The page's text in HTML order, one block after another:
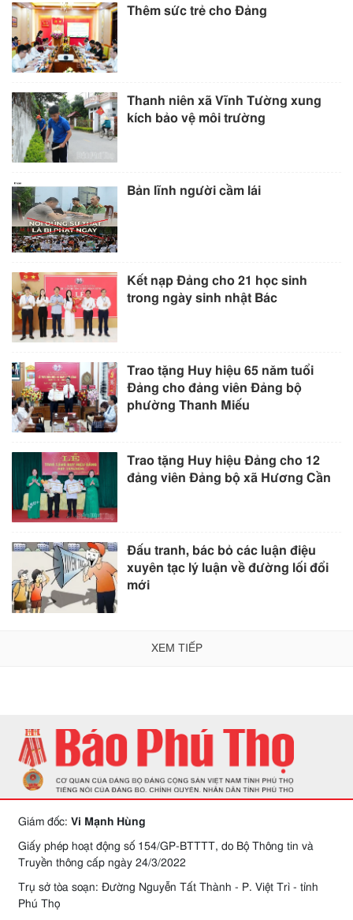
Thêm sức trẻ cho Đảng
Thanh niên xã Vĩnh Tường xung
kích bảo vệ môi trường
Bản lĩnh người cầm lái
Kết nạp Đảng cho 21 học sinh
trong ngày sinh nhật Bác
Trao tặng Huy hiệu 65 năm tuổi
Đảng cho đảng viên Đảng bộ
phường Thanh Miếu
Trao tặng Huy hiệu Đảng cho 12
đảng viên Đảng bộ xã Hương Cần
Đấu tranh, bác bỏ các luận điệu
xuyên tạc lý luận về đường lối đổi
mới
XEM TIẾP
Giám đốc: Vi Mạnh Hùng
Giấy phép hoạt động số 154/GP-BTTTT, do Bộ Thông tin và
Truyền thông cấp ngày 24/3/2022
Trụ sở tòa soạn: Đường Nguyễn Tất Thành - P. Việt Trì - tỉnh
Phú Thọ